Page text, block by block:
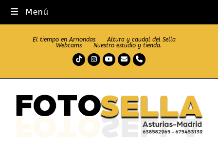
Menú
El tiempo en Arriondas
Altura y caudal del Sella
Webcams
Nuestro estudio y tienda.
TiktokInstagram
Youtube
CorreoTeléfono